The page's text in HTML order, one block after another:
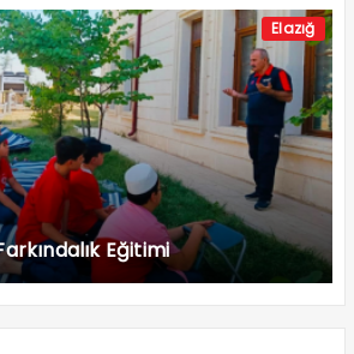
Elazığ
Eğitimi